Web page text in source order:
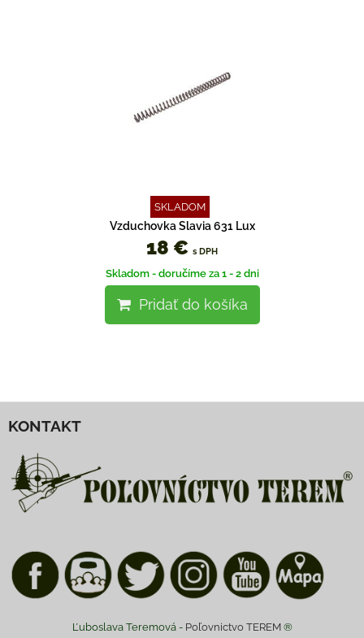
SKLADOM
Vzduchovka Slavia 631 Lux
18 € s DPH
Skladom - doručíme za 1 - 2 dni
Pridať do košíka
KONTAKT
Ľuboslava Teremová - Poľovnictvo TEREM®